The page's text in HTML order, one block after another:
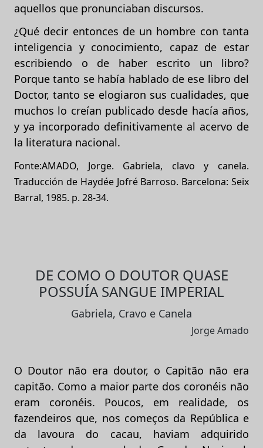
aquellos que pronunciaban discursos.
¿Qué decir entonces de un hombre con tanta
inteligencia y conocimiento, capaz de estar
escribiendo o de haber escrito un libro?
Porque tanto se había hablado de ese libro del
Doctor, tanto se elogiaron sus cualidades, que
muchos lo creían publicado desde hacía años,
y ya incorporado definitivamente al acervo de
la literatura nacional.
Fonte:AMADO, Jorge. Gabriela, clavo y canela.
Traducción de Haydée Jofré Barroso. Barcelona: Seix
Barral, 1985. p. 28-34.
DE COMO O DOUTOR QUASE
POSSUÍA SANGUE IMPERIAL
Gabriela, Cravo e Canela
Jorge Amado
O Doutor não era doutor, o Capitão não era
capitão. Como a maior parte dos coronéis não
eram coronéis. Poucos, em realidade, os
fazendeiros que, nos começos da República e
da lavoura do cacau, haviam adquirido